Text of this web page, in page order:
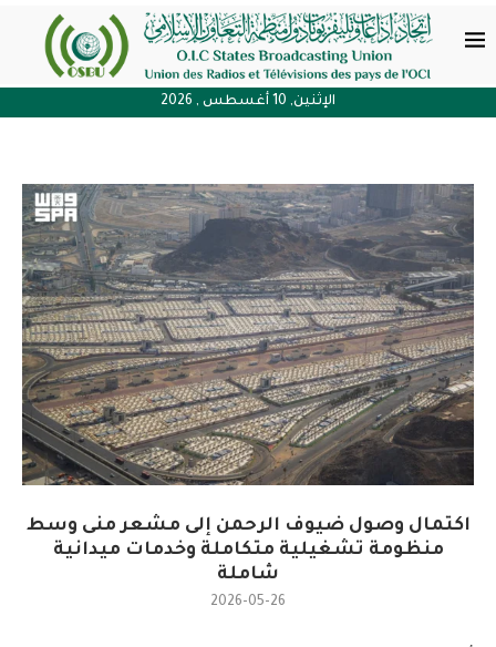
الإثنين, 10 أغسطس , 2026
اكتمال وصول ضيوف الرحمن إلى مشعر منى وسط
منظومة تشغيلية متكاملة وخدمات ميدانية
شاملة
2026-05-26